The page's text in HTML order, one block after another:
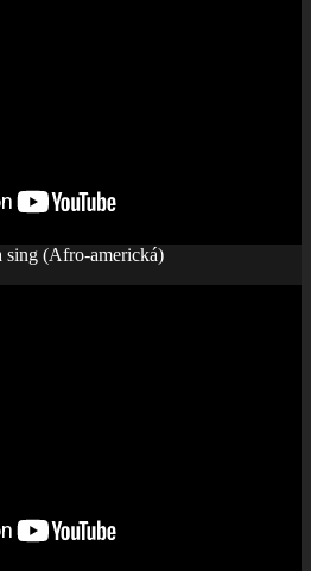
sing (Afro-americká)